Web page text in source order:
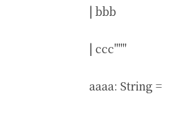
| bbb
| ccc"""
aaaa: String =